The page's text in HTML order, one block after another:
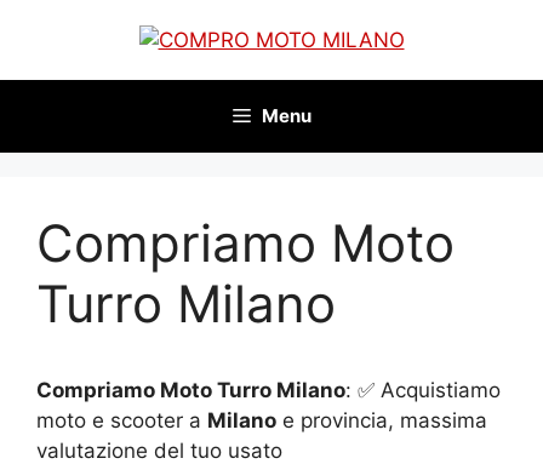
contenuto
Menu
Compriamo Moto
Turro Milano
Compriamo Moto Turro Milano: ✅ Acquistiamo
moto e scooter a Milano e provincia, massima
valutazione del tuo usato